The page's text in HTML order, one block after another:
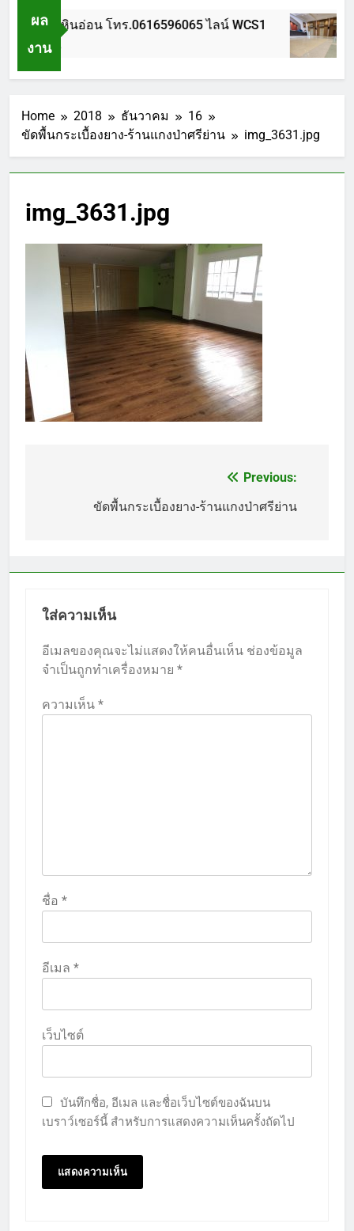
ผล
งาน
ขัดพื้นหินอ่อน โทร.0616596065 ไลน์ WCS1
1 ปี Ago
Home 2018 ธันวาคม
16
ขัดพื้นกระเบื้องยาง-ร้านแกงป่าศรีย่าน
img_3631.jpg
img_3631.jpg
Previous:
ขัดพื้นกระเบื้องยาง-ร้านแกงป่าศรีย่าน
ใส่ความเห็น
อีเมลของคุณจะไม่แสดงให้คนอื่นเห็น ช่องข้อมูล
จำเป็นถูกทำเครื่องหมาย *
ความเห็น *
ชื่อ *
อีเมล *
เว็บไซต์
บันทึกชื่อ, อีเมล และชื่อเว็บไซต์ของฉันบน
เบราว์เซอร์นี้ สำหรับการแสดงความเห็นครั้งถัดไป